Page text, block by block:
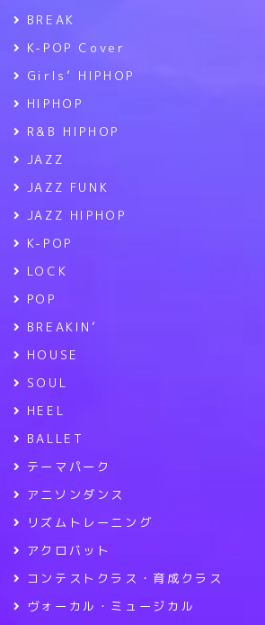
BREAK
K-POP Cover
Girls’ HIPHOP
HIPHOP
R&B HIPHOP
JAZZ
JAZZ FUNK
JAZZ HIPHOP
K-POP
LOCK
POP
BREAKIN’
HOUSE
SOUL
HEEL
BALLET
テーマパーク
アニソンダンス
リズムトレーニング
アクロバット
コンテストクラス・育成クラス
ヴォーカル・ミュージカル